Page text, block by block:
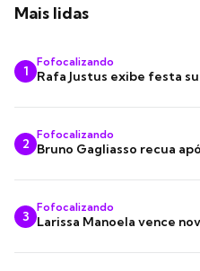
Mais lidas
1
Fofocalizando
Rafa Justus exibe festa
2
Fofocalizando
Bruno Gagliasso recua
3
Fofocalizando
Larissa Manoela vence